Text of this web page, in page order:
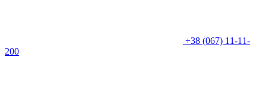
+38 (067) 11-11-
200